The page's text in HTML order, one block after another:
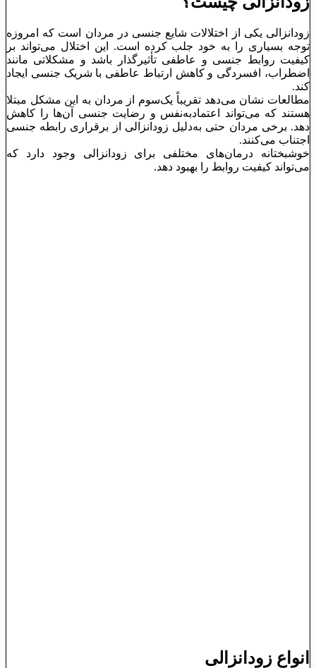
زودانزالی یکی از اختلالات شایع جنسی در مردان است که امروزه
توجه بسیاری را به خود جلب کرده است. این اختلال می‌تواند بر
کیفیت روابط جنسی و عاطفی تأثیرگذار باشد و مشکلاتی مانند
اضطراب، افسردگی و کاهش ارتباط عاطفی با شریک جنسی ایجاد
کند.
مطالعات نشان می‌دهد تقریباً یک‌سوم از مردان به این مشکل مبتلا
هستند که می‌تواند اعتمادبه‌نفس و رضایت جنسی آن‌ها را کاهش
دهد. برخی مردان حتی به‌دلیل زودانزالی از برقراری رابطه جنسی
اجتناب می‌کنند.
خوشبختانه درمان‌های مختلفی برای زودانزالی وجود دارد که
می‌تواند کیفیت روابط را بهبود دهد.
انواع زودانزالی